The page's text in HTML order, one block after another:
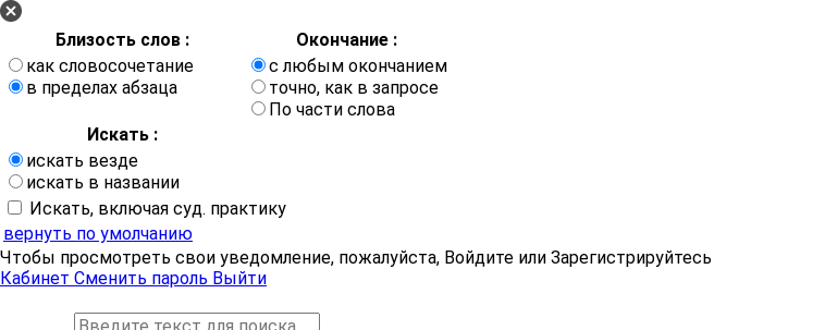
Близость слов :
Окончание :
как словосочетание
в пределах абзаца
с любым окончанием
точно, как в запросе
По части слова
Искать :
искать везде
искать в названии
Искать, включая суд. практику
вернуть по умолчанию
Чтобы просмотреть свои уведомление, пожалуйста, Войдите или Зарегистрируйтесь
Кабинет Сменить пароль Выйти